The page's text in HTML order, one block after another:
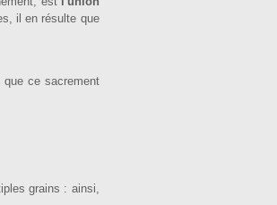
il en résulte que
ce sacrement
grains : ainsi,